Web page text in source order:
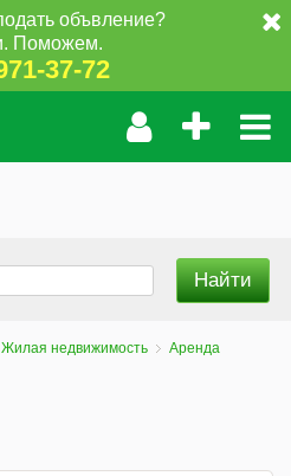
объвление?
Поможем.
37-72
Жилая недвижимость
Аренда